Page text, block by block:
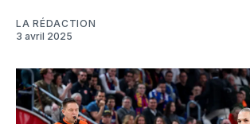
LA RÉDACTION
3 avril 2025